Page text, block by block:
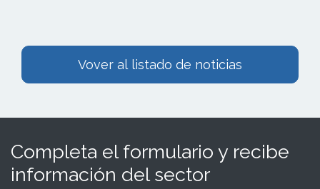
Vover al listado de noticias
Completa el formulario y recibe
información del sector